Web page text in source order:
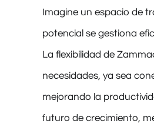
Imagine un espacio de
potencial se gestiona
La flexibilidad de
necesidades, ya sea
mejorando la
futuro de crecimiento,